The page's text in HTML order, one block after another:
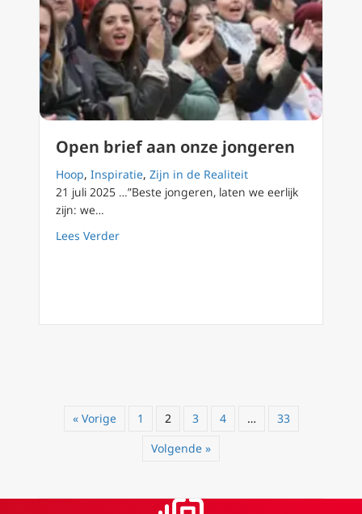
Open brief aan onze jongeren
Hoop, Inspiratie, Zijn in de Realiteit
21 juli 2025 …”Beste jongeren, laten we eerlijk
zijn: we…
Lees Verderabout Open brief aan onze jongeren
« Vorige 1 2 3 4 …
33
Volgende »